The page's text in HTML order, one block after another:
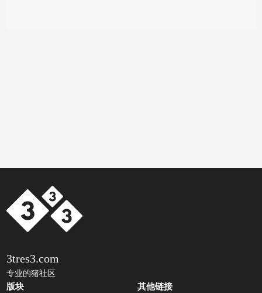
3tres3.com
专业的猪社区
版块 其他链接